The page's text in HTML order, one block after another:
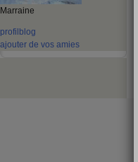
Marraine
profil blog
ajouter de vos amies